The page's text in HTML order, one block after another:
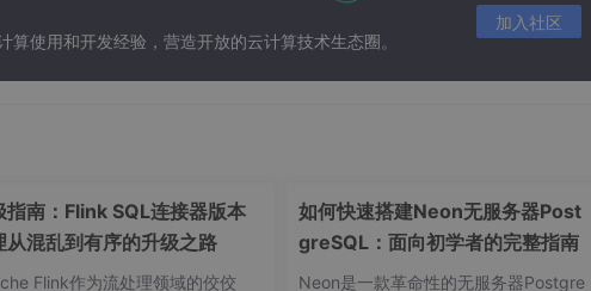
算使用和开发经验，营造开放的云计算技术生态圈。
加入社区
指南：Flink SQL连接器版本
从混乱到有序的升级之路
Flink作为流处理领域的佼佼
如何快速搭建Neon无服务器Post
greSQL：面向初学者的完整指南
Neon是一款革命性的无服务器Postgre